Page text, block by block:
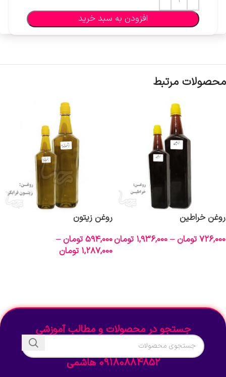
افزودن به سبد خرید
محصولات مرتبط
روغن خراطین
726,000تومان –
1,936,000 تومان
روغن زیتون
594,000تومان –
1,287,000 تومان
جستجو در محصولات و مطالب آموزشی
09180884852 هاشمی